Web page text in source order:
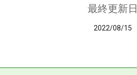
最終更新日
2022/08/15